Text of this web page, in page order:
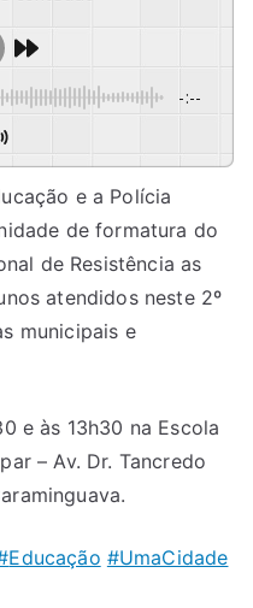
-:--
e a Polícia
de formatura do
de Resistência as
atendidos neste 2º
municipais e
e às 13h30 na Escola
– Av. Dr. Tancredo
Educação #UmaCidade